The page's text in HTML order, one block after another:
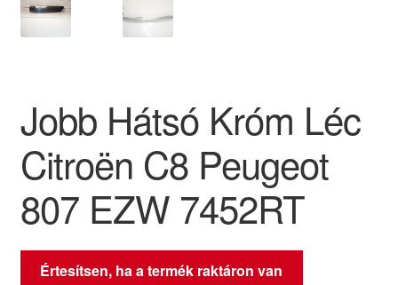
Saját fiókom
Szállítás világszerte
Szekér
Jobb Hátsó Króm Léc
Citroën C8 Peugeot
807 EZW 7452RT
Értesítsen, ha a termék raktáron van